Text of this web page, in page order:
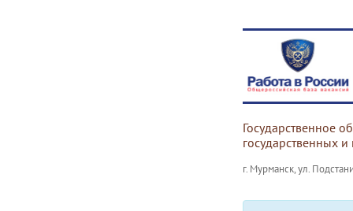
Государственное
государственных
г. Мурманск, ул.